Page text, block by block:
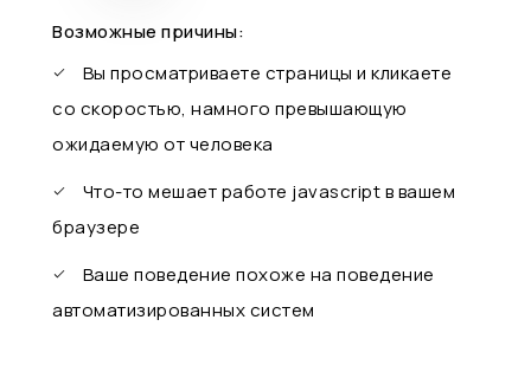
Возможные причины:
Вы просматриваете страницы и кликаете
со скоростью, намного превышающую
ожидаемую от человека
Что-то мешает работе javascript в вашем
браузере
Ваше поведение похоже на поведение
автоматизированных систем